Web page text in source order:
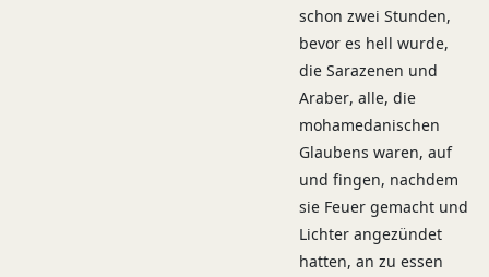
schon zwei Stunden,
bevor es hell wurde,
die Sarazenen und
Araber, alle, die
mohamedanischen
Glaubens waren, auf
und fingen, nachdem
sie Feuer gemacht und
Lichter angezündet
hatten, an zu essen